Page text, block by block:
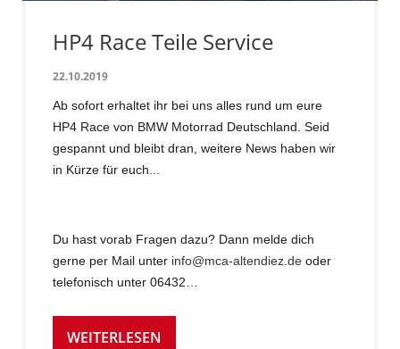
HP4 Race Teile Service
22.10.2019
Ab sofort erhaltet ihr bei uns alles rund um eure
HP4 Race von BMW Motorrad Deutschland. Seid
gespannt und bleibt dran, weitere News haben wir
in Kürze für euch...
Du hast vorab Fragen dazu? Dann melde dich
gerne per Mail unter info@mca-altendiez.de oder
telefonisch unter 06432…
WEITERLESEN